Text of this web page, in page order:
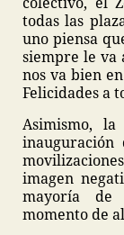
todas las
uno piensa
siempre le va
nos va bien
Felicidades a
Asimismo,
imagen
mayoría de
momento de